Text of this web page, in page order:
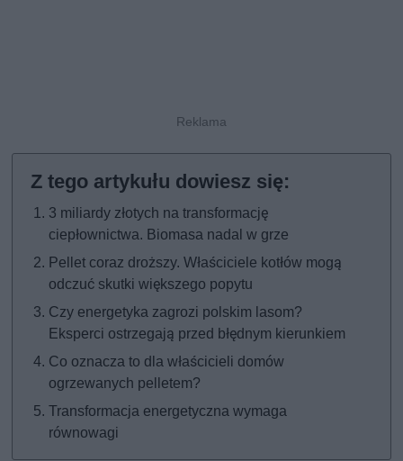
3 miliardy złotych na transformację
ciepłownictwa. Biomasa nadal w grze
Pellet coraz droższy. Właściciele kotłów mogą
odczuć skutki większego popytu
Czy energetyka zagrozi polskim lasom?
Eksperci ostrzegają przed błędnym kierunkiem
Co oznacza to dla właścicieli domów
ogrzewanych pelletem?
Transformacja energetyczna wymaga
równowagi